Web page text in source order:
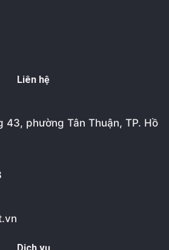
Liên hệ
43, phường Tân Thuận, TP. Hồ